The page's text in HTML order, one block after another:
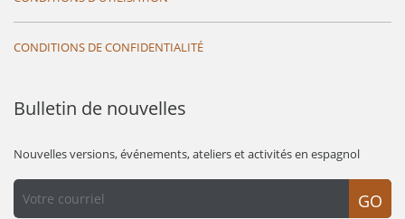
CONDITIONS DE CONFIDENTIALITÉ
Bulletin de nouvelles
Nouvelles versions, événements, ateliers et activités en espagnol
GO